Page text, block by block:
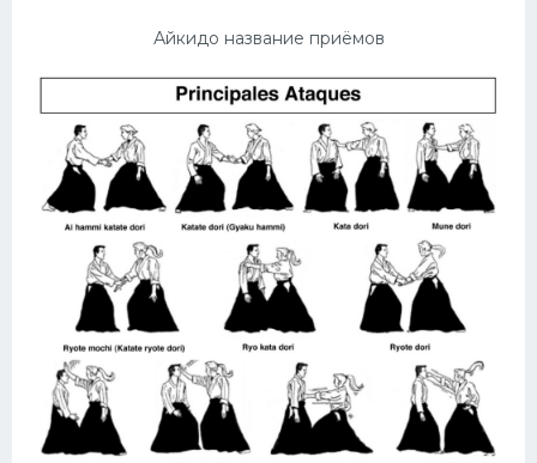
Айкидо название приёмов